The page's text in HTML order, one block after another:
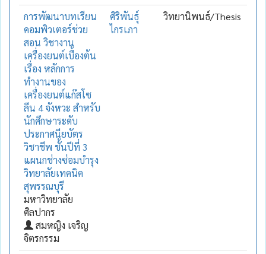
การพัฒนาบทเรียน
คอมพิวเตอร์ช่วย
สอน วิชางาน
เครื่องยนต์เบื้องต้น
เรื่อง หลักการ
ทำงานของ
เครื่องยนต์แก๊สโซ
ลีน 4 จังหวะ สำหรับ
นักศึกษาระดับ
ประกาศนียบัตร
วิชาชีพ ชั้นปีที่ 3
แผนกช่างซ่อมบำรุง
วิทยาลัยเทคนิค
สุพรรณบุรี
มหาวิทยาลัย
ศิลปากร
สมหญิง เจริญ
จิตรกรรม
ศิริพันธุ์
ไกรเภา
วิทยานิพนธ์/Thesis